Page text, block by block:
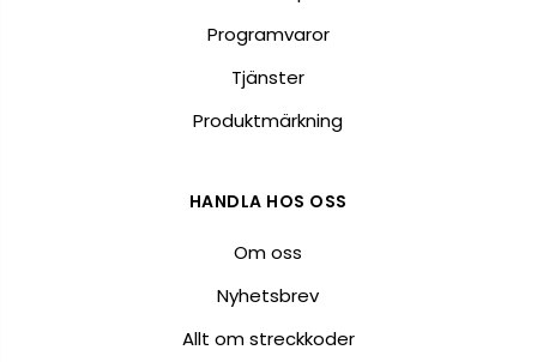
Programvaror
Tjänster
Produktmärkning
HANDLA HOS OSS
Om oss
Nyhetsbrev
Allt om streckkoder